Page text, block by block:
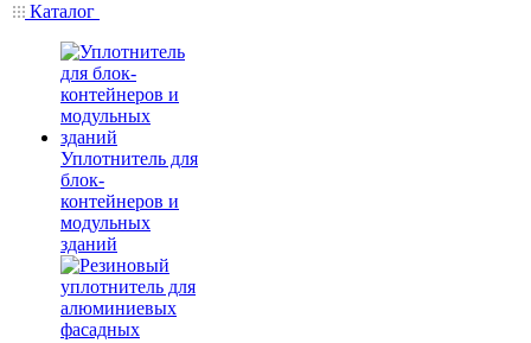
Каталог
Уплотнитель для
блок-
контейнеров и
модульных
зданий